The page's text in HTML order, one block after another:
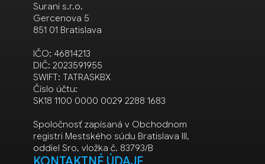
Surani s.r.o.
Gercenova 5
851 01 Bratislava
IČO: 46814213
DIČ: 2023591955
SWIFT: TATRASKBX
Číslo účtu:
SK18 1100 0000 0029 2288 1683
Spoločnosť zapísaná v Obchodnom
registri Mestského súdu Bratislava III,
oddiel Sro, vložka č. 83793/B